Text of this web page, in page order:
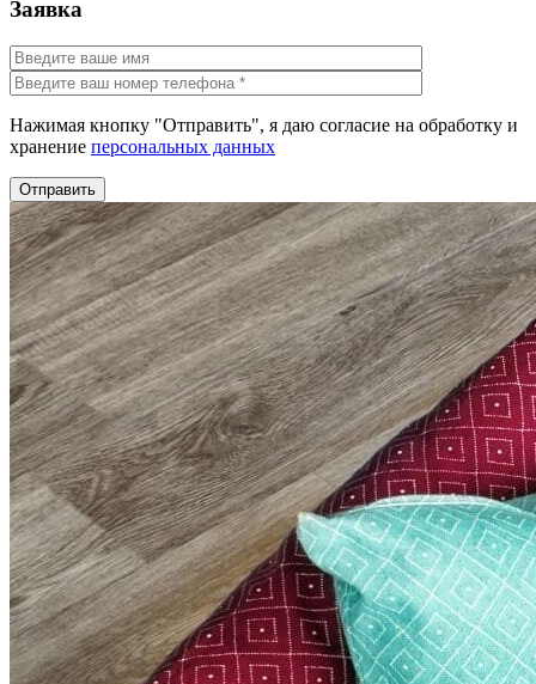
Заявка
Нажимая кнопку "Отправить", я даю согласие на обработку и
хранение персональных данных
Отправить